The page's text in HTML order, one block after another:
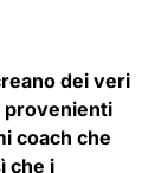
dei veri
provenienti
coach che
che i